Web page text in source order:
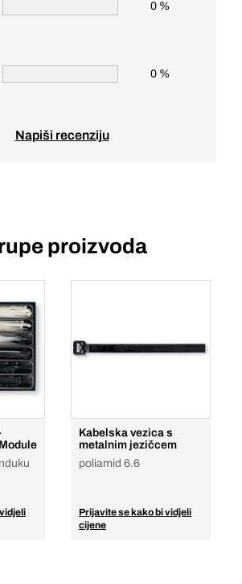
0 %
0 %
Napiši recenziju
proizvoda
Kabelska vezica s
metalnim jezičcem
poliamid 6.6
Prijavite se kako bi vidjeli
cijene